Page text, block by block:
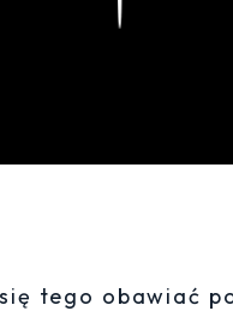
tego obawiać